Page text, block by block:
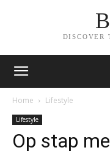
DISCOVER
Home Lifestyle
Lifestyle
Op stap